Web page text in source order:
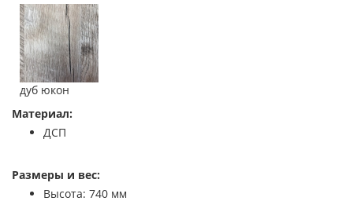
дуб юкон
Материал:
ДСП
Размеры и вес:
Высота: 740 мм